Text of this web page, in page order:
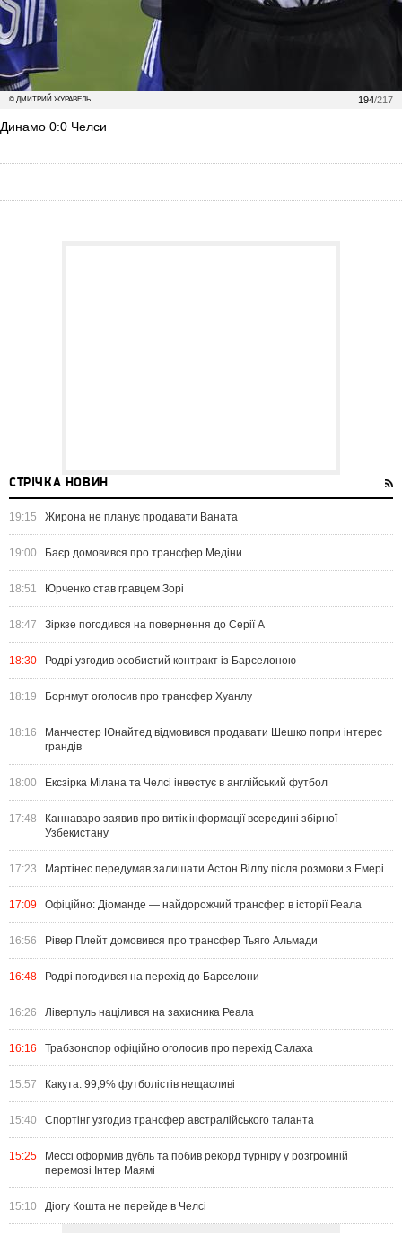
194/217
© ДМИТРИЙ ЖУРАВЕЛЬ
Динамо 0:0 Челси
СТРІЧКА НОВИН
19:15 Жирона не планує продавати Ваната
19:00 Баєр домовився про трансфер Медіни
18:51 Юрченко став гравцем Зорі
18:47 Зіркзе погодився на повернення до Серії А
18:30 Родрі узгодив особистий контракт із Барселоною
18:19 Борнмут оголосив про трансфер Хуанлу
18:16
Манчестер Юнайтед відмовився продавати Шешко попри інтерес
грандів
18:00 Ексзірка Мілана та Челсі інвестує в англійський футбол
17:48
Каннаваро заявив про витік інформації всередині збірної
Узбекистану
17:23 Мартінес передумав залишати Астон Віллу після розмови з Емері
17:09 Офіційно: Діоманде — найдорожчий трансфер в історії Реала
16:56 Рівер Плейт домовився про трансфер Тьяго Альмади
16:48 Родрі погодився на перехід до Барселони
16:26 Ліверпуль націлився на захисника Реала
16:16 Трабзонспор офіційно оголосив про перехід Салаха
15:57 Какута: 99,9% футболістів нещасливі
15:40 Спортінг узгодив трансфер австралійського таланта
15:25
Мессі оформив дубль та побив рекорд турніру у розгромній
перемозі Інтер Маямі
15:10 Діогу Кошта не перейде в Челсі